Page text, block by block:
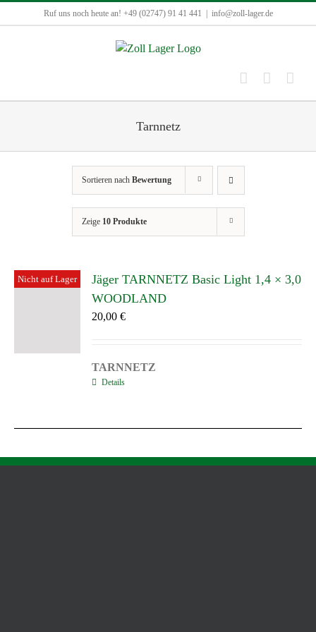
Inhalt
Ruf uns noch heute an! +49 (02747) 91 41 441 info@zoll-lager.de
Tarnnetz
Sortieren nach Bewertung
Zeige 10 Produkte
Nicht auf Lager
Jäger TARNNETZ Basic Light 1,4 × 3,0
WOODLAND
20,00€
TARNNETZ
Details